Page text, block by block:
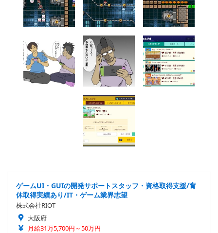
ゲームUI・GUIの開発サポートスタッフ・資格取得支援/育
休取得実績あり/IT・ゲーム業界志望
株式会社RIOT
大阪府
月給31万5,700円～50万円